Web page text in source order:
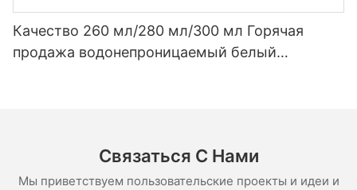
Качество 260 мл/280 мл/300 мл Горячая
продажа водонепроницаемый белый
Связаться С Нами
Мы приветствуем пользовательские проекты и идеи и